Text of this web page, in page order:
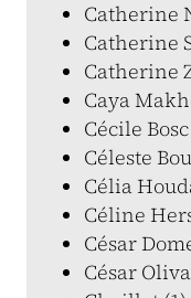
Catherine
Catherine
Catherine
Caya
Cécile
Céleste
Célia
Céline
César
César